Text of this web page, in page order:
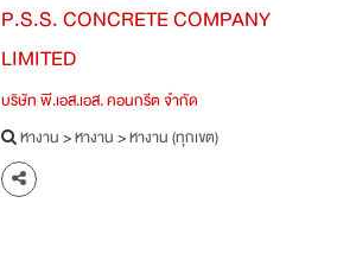
P.S.S. CONCRETE COMPANY
LIMITED
บริษัท พี.เอส.เอส. คอนกรีต จำกัด
หางาน>หางาน>หางาน (ทุกเขต)